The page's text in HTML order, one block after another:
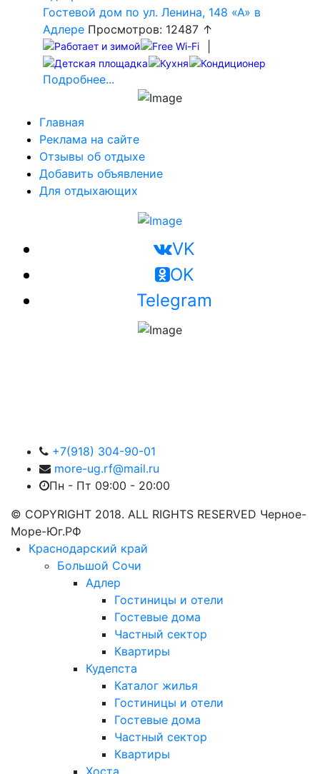
Гостевой дом по ул. Ленина, 148 «А» в
Адлере Просмотров: 12487 ↑
Подробнее...
Главная
Реклама на сайте
Отзывы об отдыхе
Добавить объявление
Для отдыхающих
VK
OK
Telegram
+7(918) 304-90-01
more-ug.rf@mail.ru
Пн - Пт 09:00 - 20:00
© COPYRIGHT 2018. ALL RIGHTS RESERVED Черное-
Море-Юг.РФ
Краснодарский край
Большой Сочи
Адлер
Гостиницы и отели
Гостевые дома
Частный сектор
Квартиры
Кудепста
Каталог жилья
Гостиницы и отели
Гостевые дома
Частный сектор
Квартиры